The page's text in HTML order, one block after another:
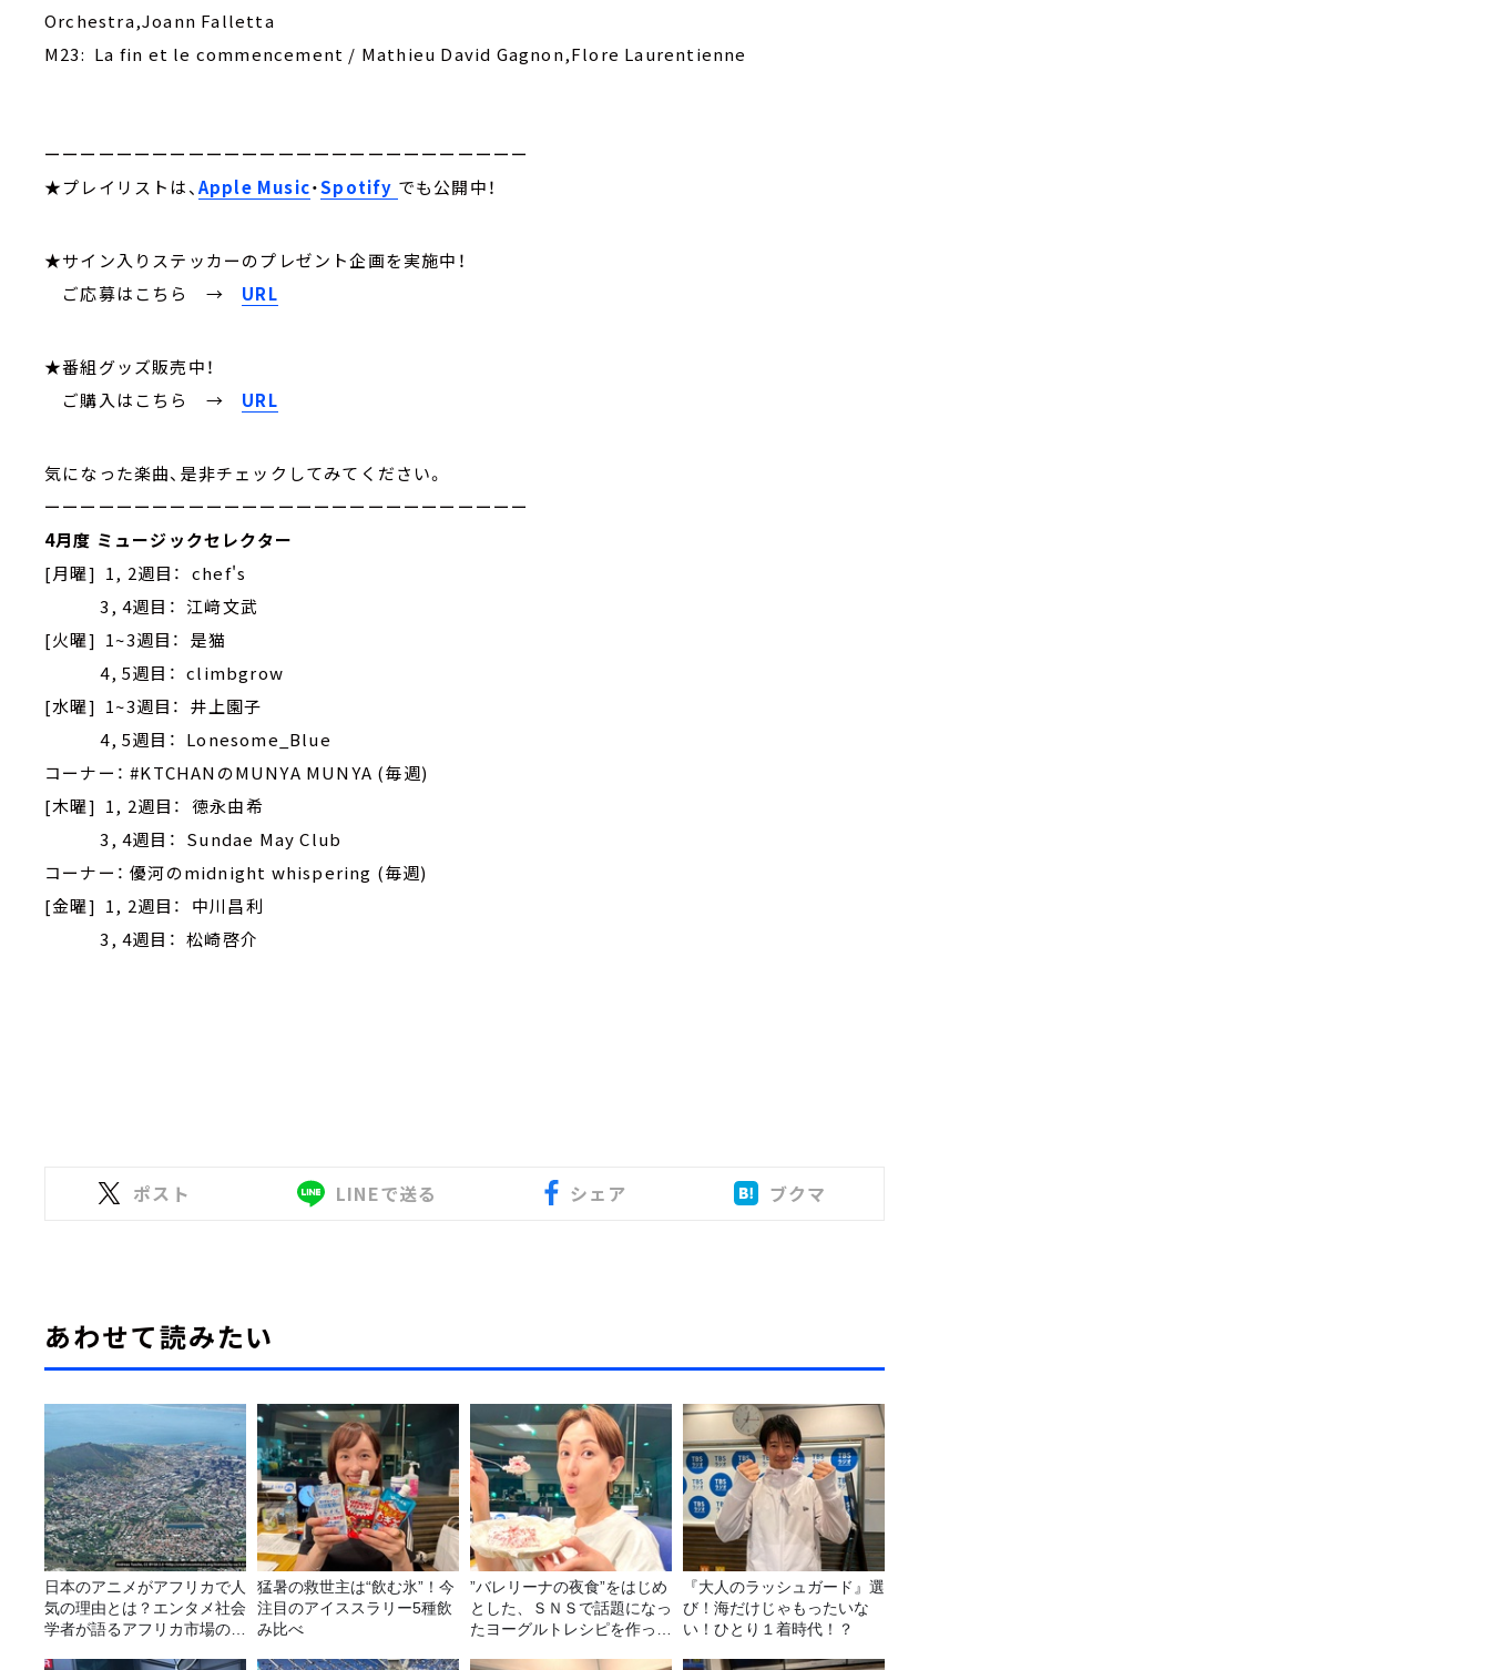
Orchestra,Joann Falletta
M23: ‎ La fin et le commencement / Mathieu David Gagnon,Flore Laurentienne
ーーーーーーーーーーーーーーーーーーーーーーーーーーー
★プレイリストは、 Apple Music・Spotify でも公開中！
★サイン入りステッカーのプレゼント企画を実施中！
ご応募はこちら → URL
★番組グッズ販売中！
ご購入はこちら → URL
気になった楽曲、是非チェックしてみてください。
ーーーーーーーーーーーーーーーーーーーーーーーーーーー
4月度 ミュージックセレクター
[月曜] 1, 2週目： chef's
3, 4週目： 江﨑文武
[火曜] 1~3週目： 是猫
4, 5週目： climbgrow
[水曜] 1~3週目： 井上園子
4, 5週目： Lonesome_Blue
コーナー： #KTCHANのMUNYA MUNYA (毎週)
[木曜] 1, 2週目： 徳永由希
3, 4週目： Sundae May Club
コーナー： 優河のmidnight whispering (毎週)
[金曜] 1, 2週目： 中川昌利
3, 4週目： 松崎啓介
ポスト LINEで送る シェア ブクマ
あわせて読みたい
日本のアニメがアフリカで人
気の理由とは？エンタメ社会
学者が語るアフリカ市場のリ
猛暑の救世主は“飲む氷”！今
注目のアイススラリー5種飲
み比べ
”バレリーナの夜食”をはじめ
とした、ＳＮＳで話題になっ
たヨーグルトレシピを作って
『大人のラッシュガード』選
び！海だけじゃもったいな
い！ひとり１着時代！？